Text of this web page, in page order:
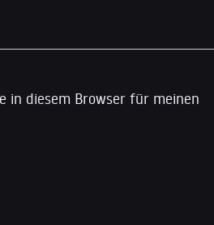
in diesem Browser für meinen